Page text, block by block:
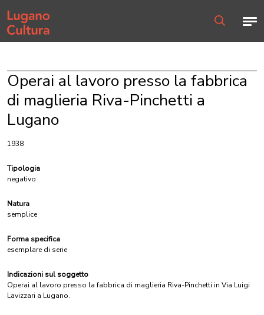
Home page
Operai al lavoro presso la fabbrica
di maglieria Riva-Pinchetti a
Lugano
1938
Tipologia
negativo
Natura
semplice
Forma specifica
esemplare di serie
Indicazioni sul soggetto
Operai al lavoro presso la fabbrica di maglieria Riva-Pinchetti in Via Luigi
Lavizzari a Lugano.